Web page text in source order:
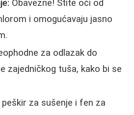
Obavezne! Štite oči od
i omogućavaju jasno
za odlazak do
zajedničkog tuša, kako bi se
peškir za sušenje i fen za